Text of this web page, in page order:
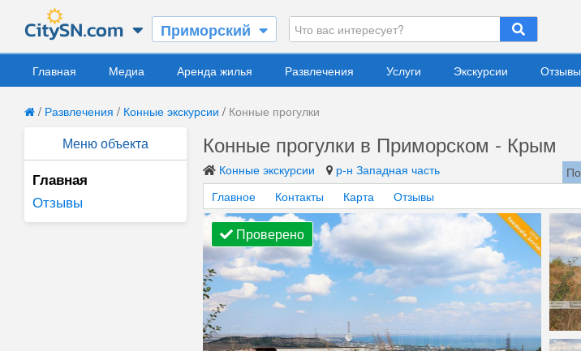
Приморский
Главная Медиа Аренда жилья Развлечения Услуги Экскурсии Отзывы
/ Развлечения / Конные экскурсии / Конные прогулки
Меню объекта
Главная
Отзывы
Конные прогулки в Приморском - Крым
Конные экскурсии р-н Западная часть
Главное
Контакты Карта Отзывы
Проверено